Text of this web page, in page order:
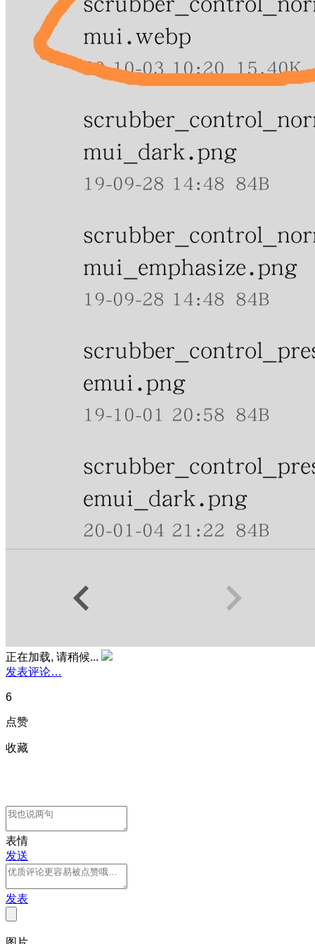
正在加载, 请稍候...
发表评论…
6
点赞
收藏
表情
发送
发表